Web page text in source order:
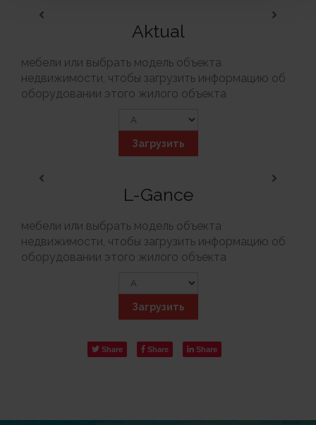
Aktual
мебели или выбрать модель объекта
недвижимости, чтобы загрузить информацию об
оборудовании этого жилого объекта
Загрузить
L-Gance
мебели или выбрать модель объекта
недвижимости, чтобы загрузить информацию об
оборудовании этого жилого объекта
Загрузить
Share Share Share